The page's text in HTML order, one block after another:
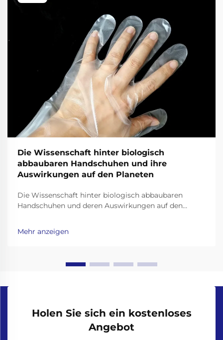
Die Wissenschaft hinter biologisch
abbaubaren Handschuhen und ihre
Auswirkungen auf den Planeten
Die Wissenschaft hinter biologisch abbaubaren
Handschuhen und deren Auswirkungen auf den
sich als vielversprechende Lösung für die
Plastikmüllkrise herauskristallisiert, doch ihre
Mehr anzeigen
Holen Sie sich ein kostenloses
Angebot